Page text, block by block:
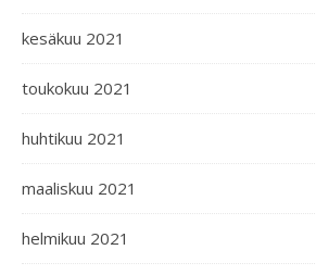
kesäkuu 2021
toukokuu 2021
huhtikuu 2021
maaliskuu 2021
helmikuu 2021